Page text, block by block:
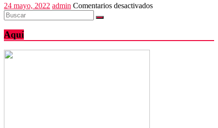
24 mayo, 2022 admin Comentarios desactivadosen
vida
Aquí